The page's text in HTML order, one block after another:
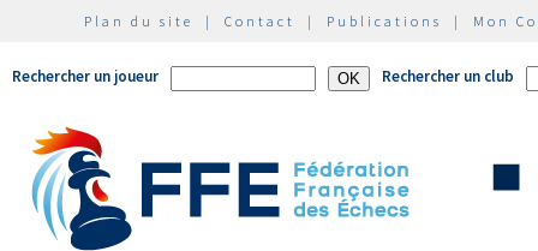
Plan du site | Contact | Publications | Mon
Rechercher un joueur Rechercher un club